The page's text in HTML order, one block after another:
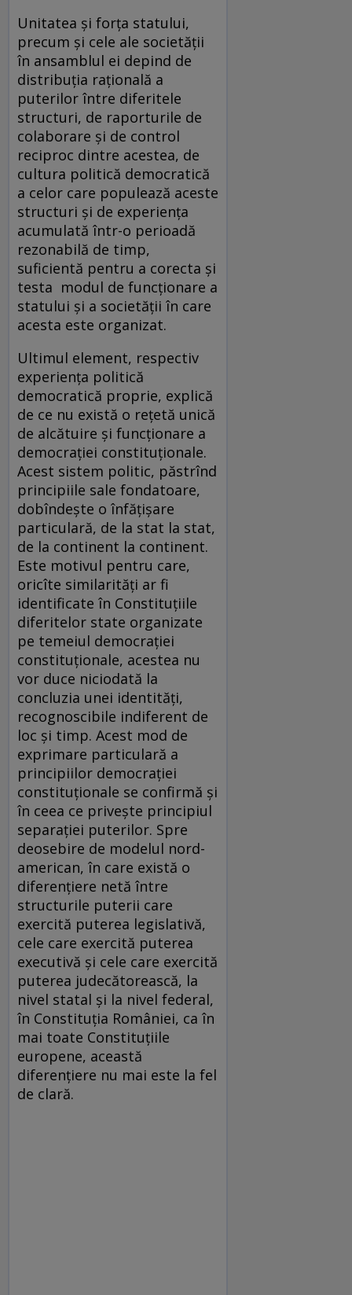
Unitatea și forța statului,
precum și cele ale societății
în ansamblul ei depind de
distribuția rațională a
puterilor între diferitele
structuri, de raporturile de
colaborare și de control
reciproc dintre acestea, de
cultura politică democratică
a celor care populează aceste
structuri și de experiența
acumulată într-o perioadă
rezonabilă de timp,
suficientă pentru a corecta și
testa modul de funcționare a
statului și a societății în care
acesta este organizat.
Ultimul element, respectiv
experiența politică
democratică proprie, explică
de ce nu există o rețetă unică
de alcătuire și funcționare a
democrației constituționale.
Acest sistem politic, păstrînd
principiile sale fondatoare,
dobîndește o înfățișare
particulară, de la stat la stat,
de la continent la continent.
Este motivul pentru care,
oricîte similarități ar fi
identificate în Constituțiile
diferitelor state organizate
pe temeiul democrației
constituționale, acestea nu
vor duce niciodată la
concluzia unei identități,
recognoscibile indiferent de
loc și timp. Acest mod de
exprimare particulară a
principiilor democrației
constituționale se confirmă și
în ceea ce privește principiul
separației puterilor. Spre
deosebire de modelul nord-
american, în care există o
diferențiere netă între
structurile puterii care
exercită puterea legislativă,
cele care exercită puterea
executivă și cele care exercită
puterea judecătorească, la
nivel statal și la nivel federal,
în Constituția României, ca în
mai toate Constituțiile
europene, această
diferențiere nu mai este la fel
de clară.